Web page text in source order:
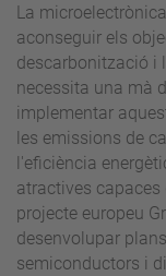
La
aconseguir els
descarbonització i
necessita una mà
implementar
les emissions de
l'eficiència
atractives
projecte europeu
desenvolupar
semiconductors i